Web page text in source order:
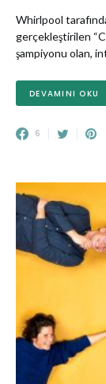
Whirlpool
gerçekleştirilen
şampiyonu olan,
DEVAMINI OKU
6